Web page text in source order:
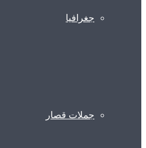
جغرافیا
جملات قصار